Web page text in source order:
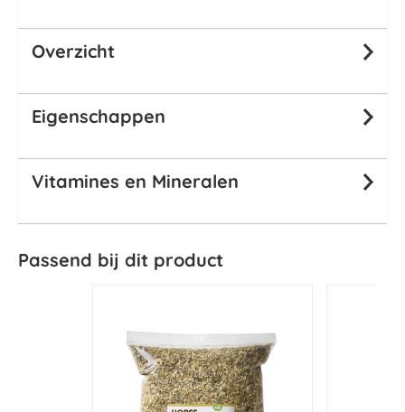
Overzicht
Eigenschappen
Vitamines en Mineralen
Passend bij dit product